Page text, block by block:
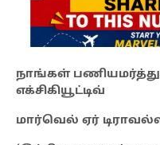
நாங்கள்
எக்சிகியூட்டிவ்
மார்வெல் ஏர்